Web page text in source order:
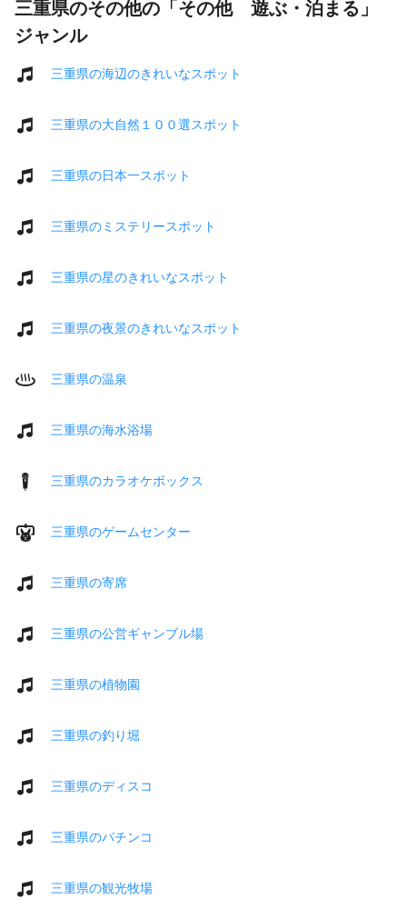
三重県のその他の「その他 遊ぶ・泊まる」
ジャンル
三重県の海辺のきれいなスポット
三重県の大自然１００選スポット
三重県の日本一スポット
三重県のミステリースポット
三重県の星のきれいなスポット
三重県の夜景のきれいなスポット
三重県の温泉
三重県の海水浴場
三重県のカラオケボックス
三重県のゲームセンター
三重県の寄席
三重県の公営ギャンブル場
三重県の植物園
三重県の釣り堀
三重県のディスコ
三重県のパチンコ
三重県の観光牧場